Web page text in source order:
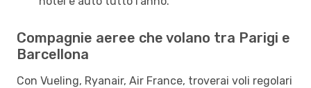
Compagnie aeree che volano tra Parigi e
Barcellona
Con Vueling, Ryanair, Air France, troverai voli regolari